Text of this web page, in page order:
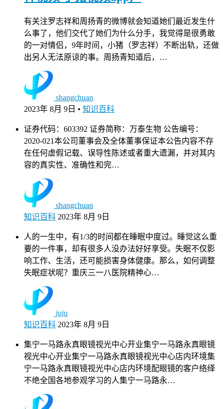
有关注罗志祥和周扬青的微博就会知道她们最近发生什
么事了，他们交代了她们为什么分手，我觉得是很勇敢
的一对情侣，9年时间，小猪（罗志祥）不断出轨，还做
出另人无法原谅的事。周扬青知道后，…
shangchuan
2023年 8月 9日 • 知识百科
证券代码：603392 证券简称：万泰生物 公告编号：
2020-021本公司董事会及全体董事保证本公告内容不存
在任何虚假记载、误导性陈述或者重大遗漏，并对其内
容的真实性、准确性和完…
shangchuan
知识百科 2023年 8月 9日
人的一生中，有1/3的时间都在睡眠中度过。睡觉这么重
要的一件事，却有很多人没办法好好享受。失眠不仅影
响工作、生活，还可能损害身体健康。那么，如何调整
失眠症状呢？重庆三一八医院精神心…
juju
知识百科 2023年 8月 9日
集宁一马路永真眼镜视光中心开业集宁一马路永真眼镜
视光中心开业集宁一马路永真眼镜视光中心店内环境集
宁一马路永真眼镜视光中心店内环境配眼镜的客户络绎
不绝全国各地参观学习的人集宁一马路永…